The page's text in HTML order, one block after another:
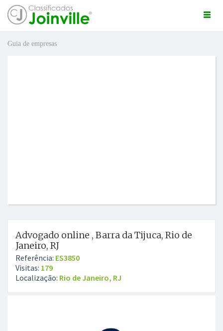
Guia de empresas
Advogado online , Barra da Tijuca, Rio de
Janeiro, RJ
Referência: ES3850
Visitas: 179
Localização: Rio de Janeiro, RJ
GRÁTIS